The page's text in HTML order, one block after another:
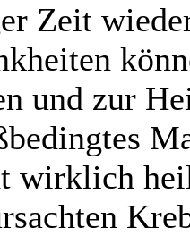
Zeit
und zur
wirklich